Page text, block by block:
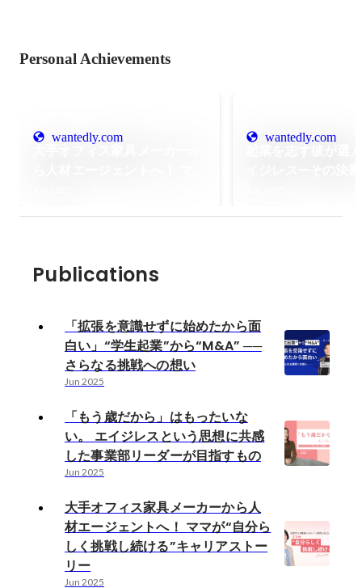
Personal Achievements
wantedly.com wantedly.com
Publications
「拡張を意識せずに始めたから面
白い」“学生起業”から“M&A” ──
さらなる挑戦への想い
Jun 2025
「もう歳だから」はもったいな
い。 エイジレスという思想に共感
した事業部リーダーが目指すもの
Jun 2025
大手オフィス家具メーカーから人
材エージェントへ！ ママが“自分ら
しく挑戦し続ける”キャリアストー
リー
Jun 2025